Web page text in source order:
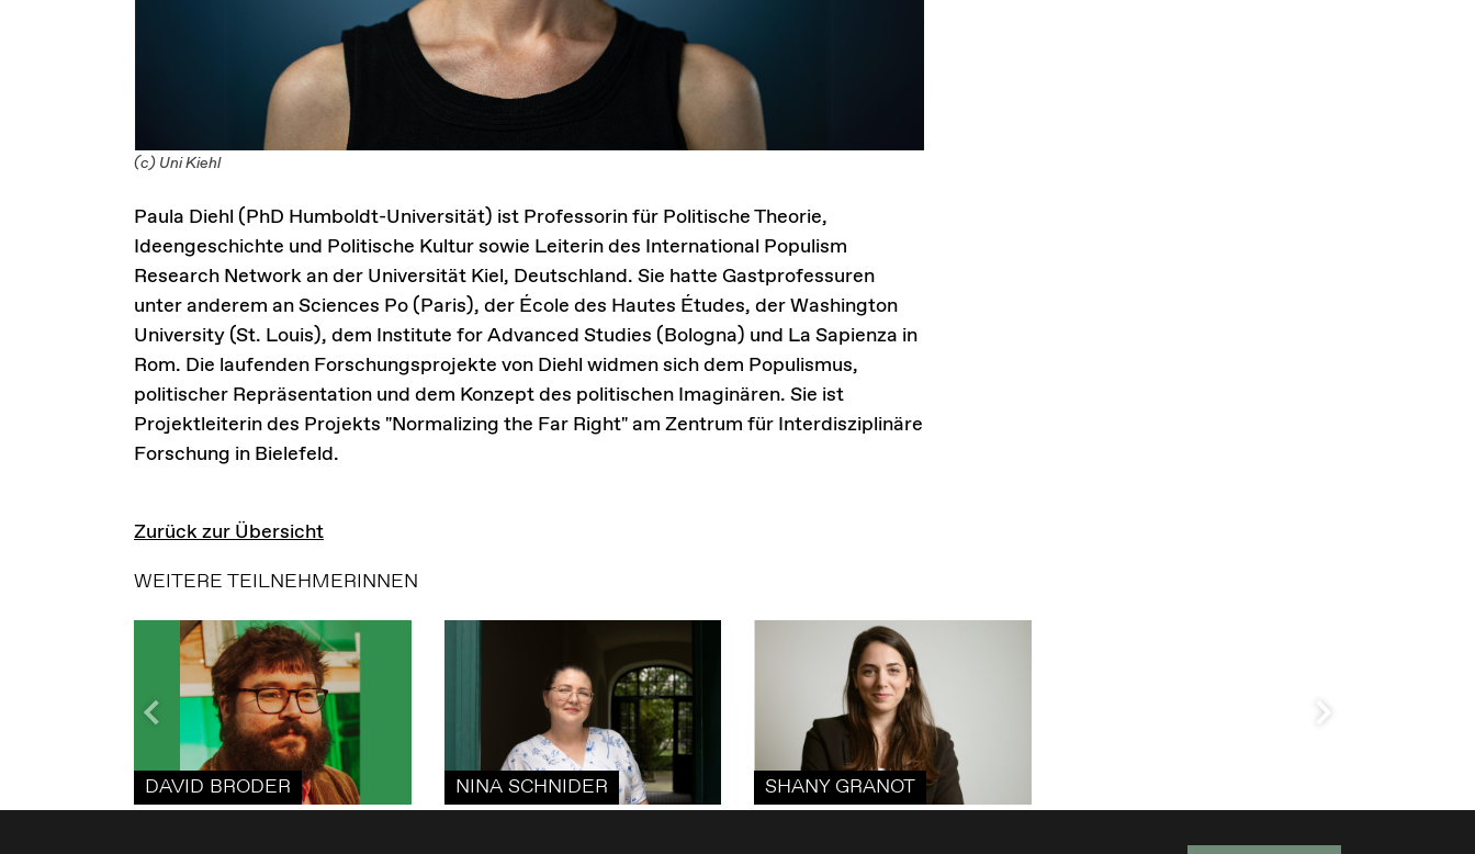
(c) Uni Kiehl
Paula Diehl (PhD Humboldt-Universität) ist Professorin für Politische Theorie,
Ideengeschichte und Politische Kultur sowie Leiterin des International Populism
Research Network an der Universität Kiel, Deutschland. Sie hatte Gastprofessuren
unter anderem an Sciences Po (Paris), der École des Hautes Études, der Washington
University (St. Louis), dem Institute for Advanced Studies (Bologna) und La Sapienza in
Rom. Die laufenden Forschungsprojekte von Diehl widmen sich dem Populismus,
politischer Repräsentation und dem Konzept des politischen Imaginären. Sie ist
Projektleiterin des Projekts "Normalizing the Far Right" am Zentrum für Interdisziplinäre
Forschung in Bielefeld.
Zurück zur Übersicht
WEITERE TEILNEHMERINNEN
DAVID BRODER NINA SCHNIDER SHANY GRANOT